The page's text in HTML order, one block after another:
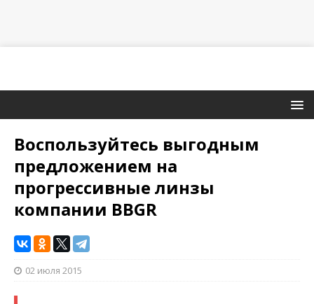
Воспользуйтесь выгодным
предложением на
прогрессивные линзы
компании BBGR
02 июля 2015